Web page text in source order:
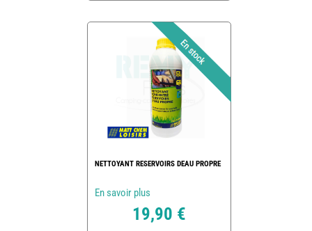
NETTOYANT RESERVOIRS DEAU PROPRE
En savoir plus
19,90 €